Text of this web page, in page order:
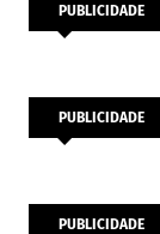
PUBLICIDADE
PUBLICIDADE
PUBLICIDADE